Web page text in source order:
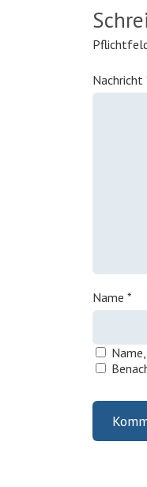
Nachricht
Name *